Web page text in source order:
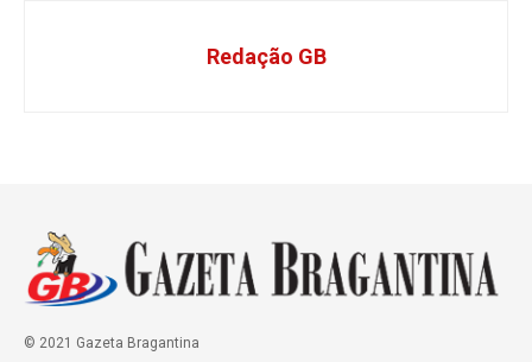
Redação GB
© 2021 Gazeta Bragantina